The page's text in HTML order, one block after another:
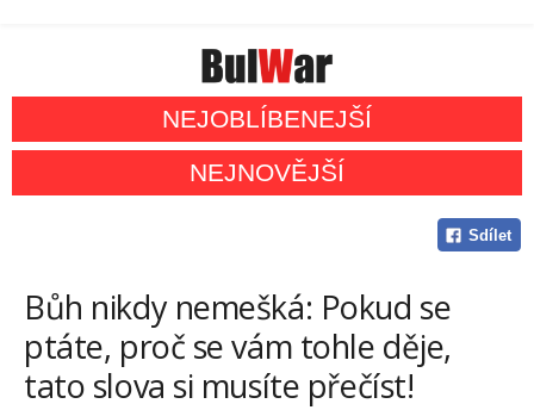
NEJOBLÍBENEJŠÍ
NEJNOVĚJŠÍ
Sdílet
Bůh nikdy nemešká: Pokud se
ptáte, proč se vám tohle děje,
tato slova si musíte přečíst!